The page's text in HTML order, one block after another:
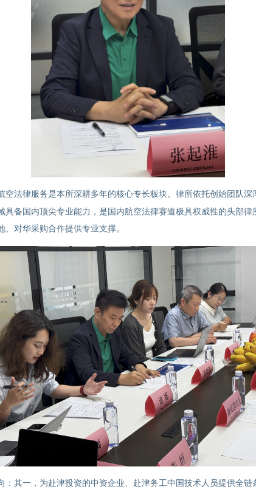
空法律服务是本所深耕多年的核心专长板块。律所依托创始团队
备国内顶尖专业能力，是国内航空法律赛道极具权威性的头部
对华采购合作提供专业支撑。
其一，为赴津投资的中资企业、赴津务工中国技术人员提供全